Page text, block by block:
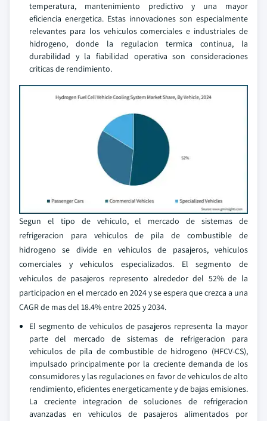
temperatura, mantenimiento predictivo y una mayor
eficiencia energetica. Estas innovaciones son especialmente
relevantes para los vehiculos comerciales e industriales de
hidrogeno, donde la regulacion termica continua, la
durabilidad y la fiabilidad operativa son consideraciones
criticas de rendimiento.
Segun el tipo de vehiculo, el mercado de sistemas de
refrigeracion para vehiculos de pila de combustible de
hidrogeno se divide en vehiculos de pasajeros, vehiculos
comerciales y vehiculos especializados. El segmento de
vehiculos de pasajeros represento alrededor del 52% de la
participacion en el mercado en 2024 y se espera que crezca a una
CAGR de mas del 18.4% entre 2025 y 2034.
El segmento de vehiculos de pasajeros representa la mayor
parte del mercado de sistemas de refrigeracion para
vehiculos de pila de combustible de hidrogeno (HFCV-CS),
impulsado principalmente por la creciente demanda de los
consumidores y las regulaciones en favor de vehiculos de alto
rendimiento, eficientes energeticamente y de bajas emisiones.
La creciente integracion de soluciones de refrigeracion
avanzadas en vehiculos de pasajeros alimentados por